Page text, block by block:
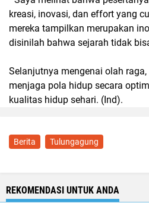
kreasi, inovasi, dan effort yang
mereka tampilkan merupakan
disinilah bahwa sejarah tidak
Selanjutnya mengenai olah
menjaga pola hidup secara
kualitas hidup sehari. (Ind).
Berita Tulungagung
REKOMENDASI UNTUK ANDA